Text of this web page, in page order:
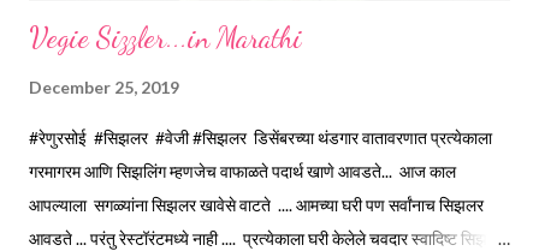
Vegie Sizzler...in Marathi
December 25, 2019
#रेणुरसोई #सिझलर #वेजी #सिझलर डिसेंबरच्या थंडगार वातावरणात प्रत्येकाला
गरमागरम आणि सिझलिंग म्हणजेच वाफाळते पदार्थ खाणे आवडते... आज काल
आपल्याला सगळ्यांना सिझलर खावेसे वाटते .... आमच्या घरी पण सर्वांनाच सिझलर
आवडते ... परंतु रेस्टॉरंटमध्ये नाही .... प्रत्येकाला घरी केलेले चवदार स्वादिष्ट सिझलर